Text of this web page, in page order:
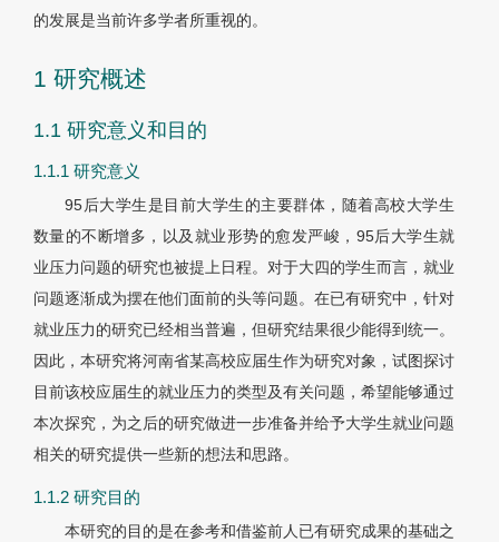
的发展是当前许多学者所重视的。
1 研究概述
1.1 研究意义和目的
1.1.1 研究意义
95后大学生是目前大学生的主要群体，随着高校大学生
数量的不断增多，以及就业形势的愈发严峻，95后大学生就
业压力问题的研究也被提上日程。对于大四的学生而言，就业
问题逐渐成为摆在他们面前的头等问题。在已有研究中，针对
就业压力的研究已经相当普遍，但研究结果很少能得到统一。
因此，本研究将河南省某高校应届生作为研究对象，试图探讨
目前该校应届生的就业压力的类型及有关问题，希望能够通过
本次探究，为之后的研究做进一步准备并给予大学生就业问题
相关的研究提供一些新的想法和思路。
1.1.2 研究目的
本研究的目的是在参考和借鉴前人已有研究成果的基础之